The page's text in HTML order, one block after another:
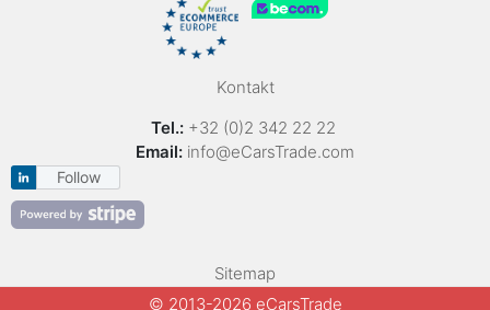
Kontakt
Tel.: +32 (0)2 342 22 22
Email: info@eCarsTrade.com
Follow
Sitemap
© 2013-2026 eCarsTrade